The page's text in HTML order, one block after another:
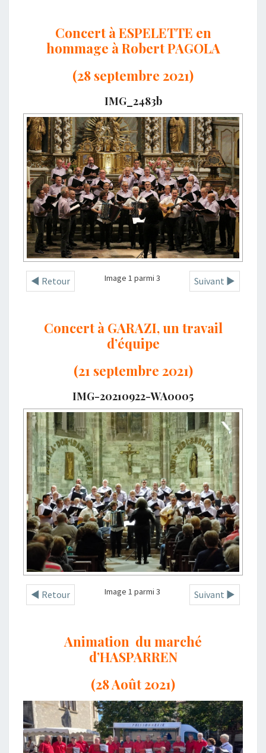
Concert à ESPELETTE en
hommage à Robert PAGOLA
(28 septembre 2021)
IMG_2483b
◄ Retour Suivant ►
Image 1 parmi 3
Concert à GARAZI, un travail
d’équipe
(21 septembre 2021)
IMG-20210922-WA0005
◄ Retour Suivant ►
Image 1 parmi 3
Animation du marché
d’HASPARREN
(28 Août 2021)